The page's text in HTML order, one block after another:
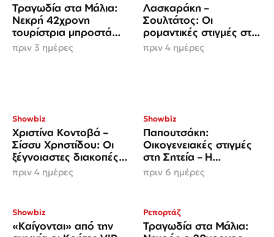
Τραγωδία στα Μάλια:
Νεκρή 42χρονη
τουρίστρια μπροστά
στα μάτια των παιδιών
της
πριν 3 ημέρες
Λασκαράκη –
Σουλτάτος: Οι
ρομαντικές στιγμές στο
«καταφύγιό» τους στην
Κρήτη
πριν 4 ημέρες
Showbiz
Χριστίνα Κοντοβά –
Σίσσυ Χρηστίδου: Οι
ξέγνοιαστες διακοπές
τους στο Κεδρόδασος
της Κρήτης
πριν 4 ημέρες
Showbiz
Παπουτσάκη:
Οικογενειακές στιγμές
στη Σητεία – Η
εξόρμηση με τα παιδιά
της και τα θαλάσσια
πριν 6 ημέρες
Showbiz
«Καίγονται» από την
Ρεπορτάζ
Τραγωδία στα Μάλια: